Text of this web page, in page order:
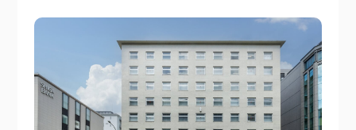
保険者の皆さま
キーワード検索